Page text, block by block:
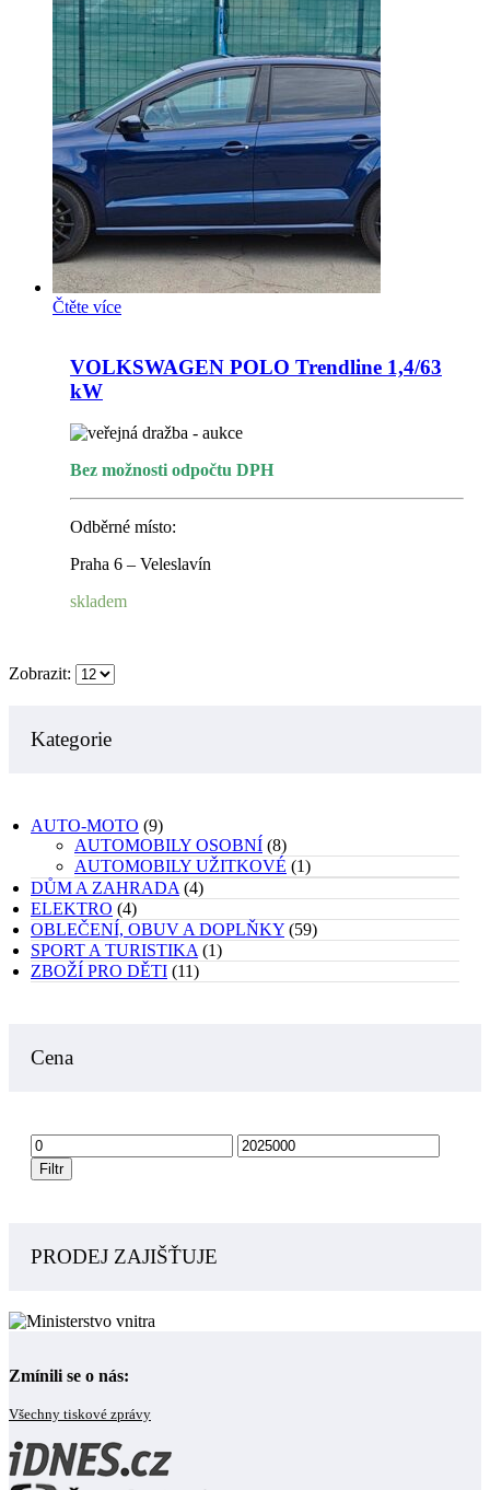
Čtěte více
VOLKSWAGEN POLO Trendline 1,4/63
kW
Bez možnosti odpočtu DPH
Odběrné místo:
Praha 6 – Veleslavín
skladem
Zobrazit:
Kategorie
AUTO-MOTO (9)
AUTOMOBILY OSOBNÍ (8)
AUTOMOBILY UŽITKOVÉ (1)
DŮM A ZAHRADA (4)
ELEKTRO (4)
OBLEČENÍ, OBUV A DOPLŇKY (59)
SPORT A TURISTIKA (1)
ZBOŽÍ PRO DĚTI (11)
Cena
Minimální
cena
Maximální
cena
Filtr
PRODEJ ZAJIŠŤUJE
Zmínili se o nás:
Všechny tiskové zprávy